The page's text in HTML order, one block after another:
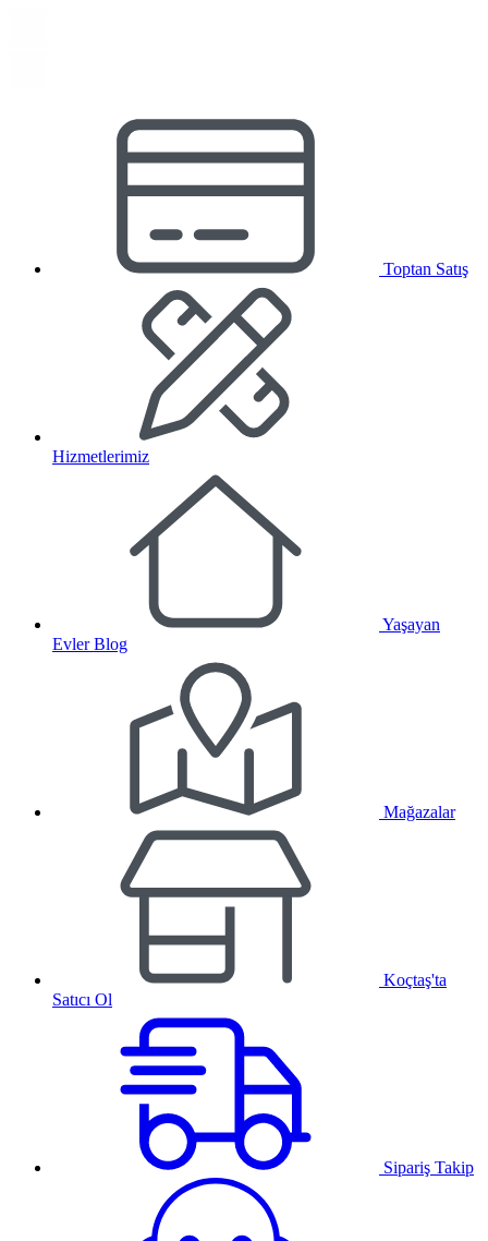
Toptan Satış
Hizmetlerimiz
Yaşayan
Evler Blog
Mağazalar
Koçtaş'ta
Satıcı Ol
Sipariş Takip